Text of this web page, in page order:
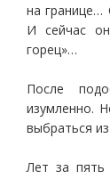
на границе…
И сейчас
горец»…
После
изумленно.
выбраться
Лет за